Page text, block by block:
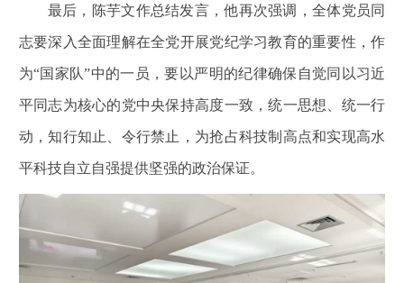
最后， 陈芋文作总结发言，他再次强调，全体党员同
志要深入全面理解在全党开展党纪学习教育的重要性，作
为“国家队”中的一员，要以严明的纪律确保自觉同以习近
平同志为核心的党中央保持高度一致，统一思想、统一行
动，知行知止、令行禁止，为抢占科技制高点和实现高水
平科技自立自强提供坚强的政治保证。